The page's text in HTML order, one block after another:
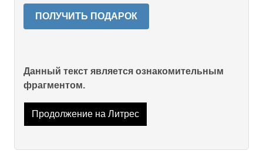
ПОЛУЧИТЬ ПОДАРОК
Данный текст является ознакомительным
фрагментом.
Продолжение на Литрес